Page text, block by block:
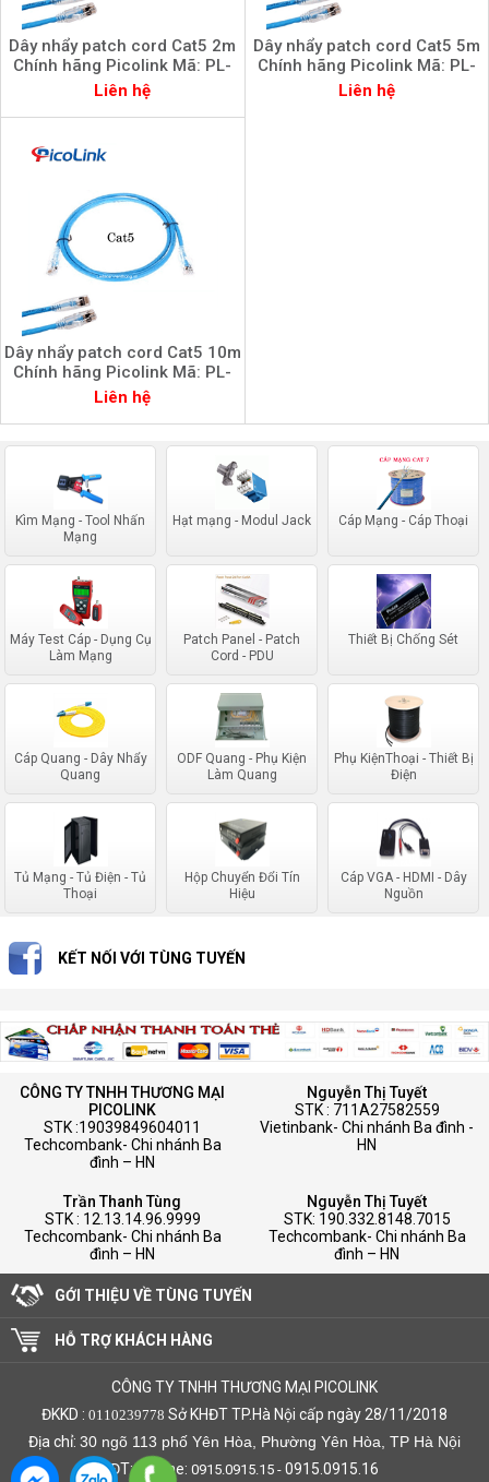
Dây nhẩy patch cord Cat5 2m
Chính hãng Picolink Mã: PL-
52300-020
Liên hệ
Dây nhẩy patch cord Cat5 5m
Chính hãng Picolink Mã: PL-
52300-050
Liên hệ
Dây nhẩy patch cord Cat5 10m
Chính hãng Picolink Mã: PL-
52300-10M
Liên hệ
Kìm Mạng - Tool Nhấn
Mạng
Hạt mạng - Modul Jack Cáp Mạng - Cáp Thoại
Máy Test Cáp - Dụng Cụ
Làm Mạng
Patch Panel - Patch
Cord - PDU
Thiết Bị Chống Sét
Cáp Quang - Dây Nhẩy
Quang
ODF Quang - Phụ Kiện
Làm Quang
Phụ KiệnThoại - Thiết Bị
Điện
Tủ Mạng - Tủ Điện - Tủ
Thoại
Hộp Chuyển Đổi Tín
Hiệu
Cáp VGA - HDMI - Dây
Nguồn
KẾT NỐI VỚI TÙNG TUYẾN
CÔNG TY TNHH THƯƠNG MẠI
PICOLINK
STK :19039849604011
Techcombank- Chi nhánh Ba
đình – HN
Nguyễn Thị Tuyết
STK : 711A27582559
Vietinbank- Chi nhánh Ba đình -
HN
Trần Thanh Tùng
STK : 12.13.14.96.9999
Techcombank- Chi nhánh Ba
đình – HN
Nguyễn Thị Tuyết
STK: 190.332.8148.7015
Techcombank- Chi nhánh Ba
đình – HN
GỚI THIỆU VỀ TÙNG TUYẾN
HỖ TRỢ KHÁCH HÀNG
CÔNG TY TNHH THƯƠNG MẠI PICOLINK
ĐKKD : 0110239778 Sở KHĐT TP.Hà Nội cấp ngày 28/11/2018
Địa chỉ: 30 ngõ 113 phố Yên Hòa, Phường Yên Hòa, TP Hà Nội
ĐT: Hotline: 0915.0915.15 - 0915.0915.16